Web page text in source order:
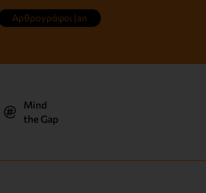
Αρθρογράφοι Jan
Mind
the Gap